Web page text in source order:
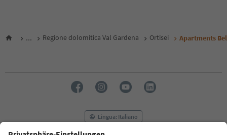
... Regione dolomitica Val Gardena Ortisei Apartments
Lingua: Italiano